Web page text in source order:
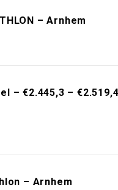
– Arnhem
– €2.445,3 –
– Arnhem